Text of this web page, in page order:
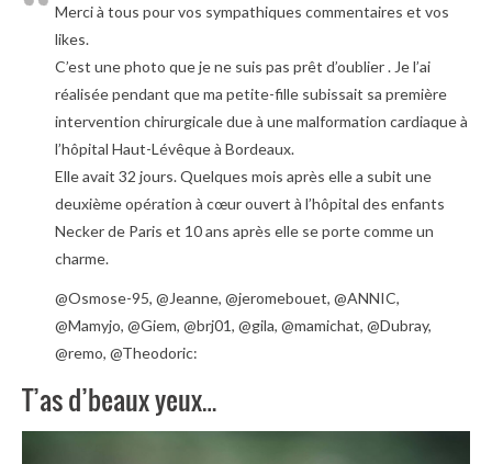
Merci à tous pour vos sympathiques commentaires et vos
likes.
C’est une photo que je ne suis pas prêt d’oublier . Je l’ai
réalisée pendant que ma petite-fille subissait sa première
intervention chirurgicale due à une malformation cardiaque à
l’hôpital Haut-Lévêque à Bordeaux.
Elle avait 32 jours. Quelques mois après elle a subit une
deuxième opération à cœur ouvert à l’hôpital des enfants
Necker de Paris et 10 ans après elle se porte comme un
charme.
@Osmose-95, @Jeanne, @jeromebouet, @ANNIC,
@Mamyjo, @Giem, @brj01, @gila, @mamichat, @Dubray,
@remo, @Theodoric:
T’as d’beaux yeux…